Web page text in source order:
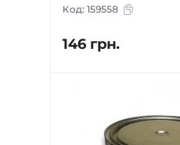
Код: 159558
146 грн.